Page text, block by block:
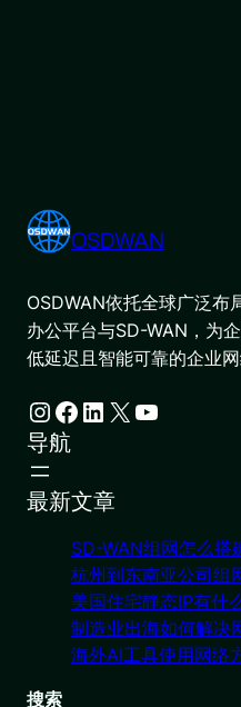
OSDWAN
OSDWAN依托全球广泛布
办公平台与SD-WAN，为
低延迟且智能可靠的企业网
Instagram Facebook LinkedIn X YouTube
导航
最新文章
SD-WAN组网怎么搭
杭州到东南亚公司组
美国住宅静态IP有什
制造业出海如何解决
海外AI工具使用网络
搜索